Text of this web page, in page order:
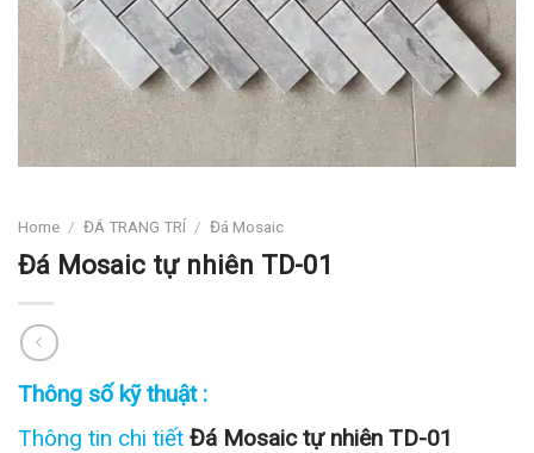
Home / ĐÁ TRANG TRÍ / Đá Mosaic
Đá Mosaic tự nhiên TD-01
Thông số kỹ thuật :
Thông tin chi tiết Đá Mosaic tự nhiên TD-01